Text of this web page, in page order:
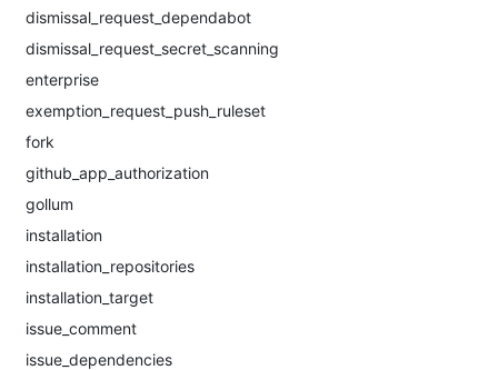
dismissal_request_dependabot
dismissal_request_secret_scanning
enterprise
exemption_request_push_ruleset
fork
github_app_authorization
gollum
installation
installation_repositories
installation_target
issue_comment
issue_dependencies